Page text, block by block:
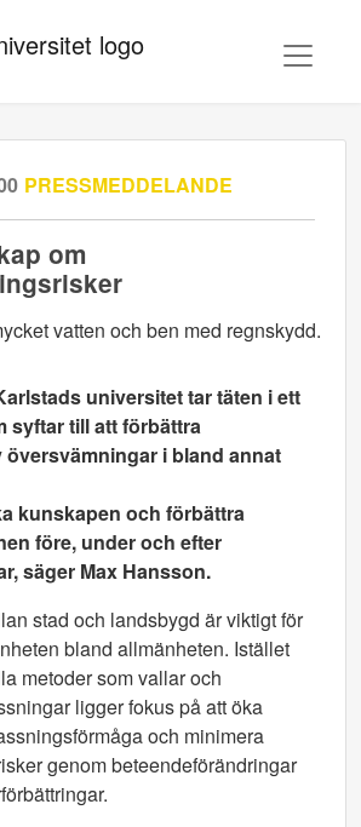
PRESSMEDDELANDE
om
universitet tar täten i ett
syftar till att förbättra
översvämningar i bland annat
kunskapen och förbättra
före, under och efter
säger Max Hansson.
stad och landsbygd är viktigt för
bland allmänheten. Istället
metoder som vallar och
ligger fokus på att öka
och minimera
genom beteendeförändringar